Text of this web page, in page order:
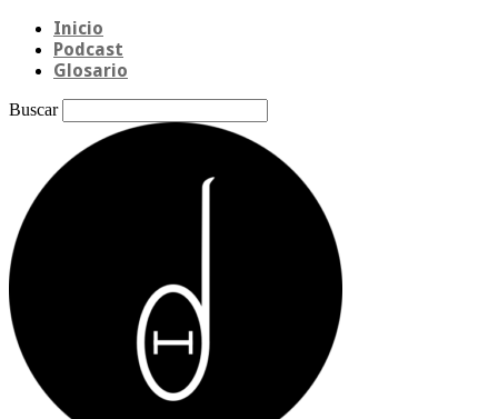
Inicio
Podcast
Glosario
Buscar